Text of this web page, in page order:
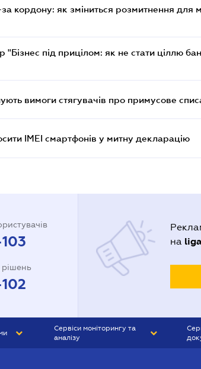
кордону: як зміниться розмитнення для
"Бізнес під прицілом: як не стати ціллю
вимоги стягувачів про примусове
IMEI смартфонів у митну декларацію
рішень
на
Сервіси моніторингу та
аналізу